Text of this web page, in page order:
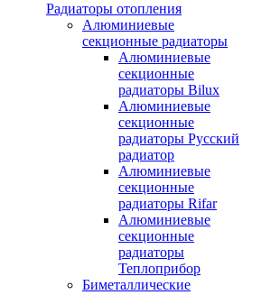
Радиаторы отопления
Алюминиевые
секционные радиаторы
Алюминиевые
секционные
радиаторы Bilux
Алюминиевые
секционные
радиаторы Русский
радиатор
Алюминиевые
секционные
радиаторы Rifar
Алюминиевые
секционные
радиаторы
Теплоприбор
Биметаллические